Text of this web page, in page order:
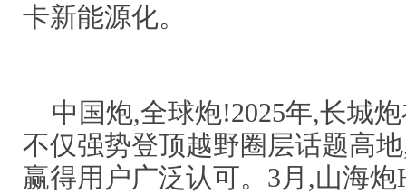
卡新能源化。
中国炮,全球炮!2025年,长城
不仅强势登顶越野圈层话题高
赢得用户广泛认可。3月,山海炮